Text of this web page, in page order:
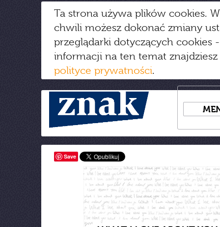
Ta strona używa plików cookies.
chwili możesz dokonać zmiany
przeglądarki dotyczących cookies
informacji na ten temat
polityce prywatności.
Save